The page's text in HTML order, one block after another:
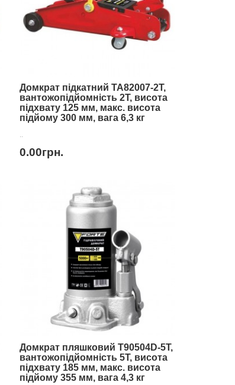
Домкрат підкатний TA82007-2T,
вантожопідйомність 2Т, висота
підхвату 125 мм, макс. висота
підйому 300 мм, вага 6,3 кг
..
0.00грн.
Домкрат пляшковий T90504D-5T,
вантожопідйомність 5Т, висота
підхвату 185 мм, макс. висота
підйому 355 мм, вага 4,3 кг